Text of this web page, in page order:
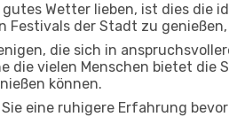
gutes Wetter lieben, ist dies
Festivals der Stadt zu
die sich in
die vielen Menschen bietet die
können.
eine ruhigere Erfahrung